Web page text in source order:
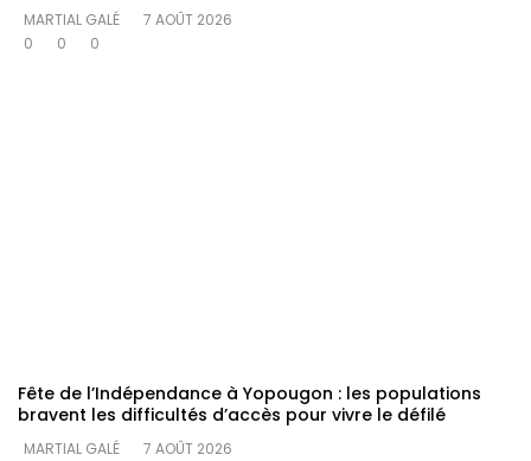
MARTIAL GALÉ
7 AOÛT 2026
0
0 0
Fête de l’Indépendance à Yopougon : les populations
bravent les difficultés d’accès pour vivre le défilé
MARTIAL GALÉ
7 AOÛT 2026